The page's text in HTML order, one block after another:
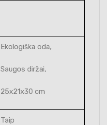
Ekologiška oda,
Saugos diržai,
25x21x30 cm
Taip